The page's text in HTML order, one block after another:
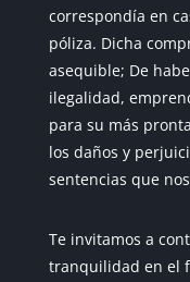
correspondía en
póliza. Dicha
asequible; De
ilegalidad,
para su más
los daños y
sentencias que
Te invitamos a
tranquilidad en el